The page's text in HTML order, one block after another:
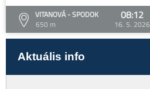
VITANOVÁ - SPODOK
650 m
08:12
16. 5. 2026
Aktuális info